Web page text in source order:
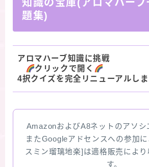
知識の宝庫(アロマハーブ
題集)
アロマハーブ知識に挑戦
クリックで開く
4択クイズを完全リニューアルし
AmazonおよびA8ネットのアソシ
またGoogleアドセンスへの参加に
スミン瑠璃地楽]は適格販売によ
す。
follow me
各種登録先のリンクへ